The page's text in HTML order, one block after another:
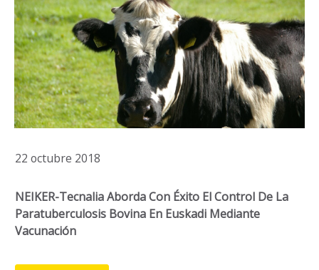
22 octubre 2018
NEIKER-Tecnalia Aborda Con Éxito El Control De La
Paratuberculosis Bovina En Euskadi Mediante
Vacunación